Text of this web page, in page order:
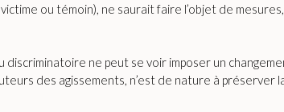
ou témoin), ne saurait faire l’objet de
ne peut se voir imposer un
des agissements, n’est de nature à préserver